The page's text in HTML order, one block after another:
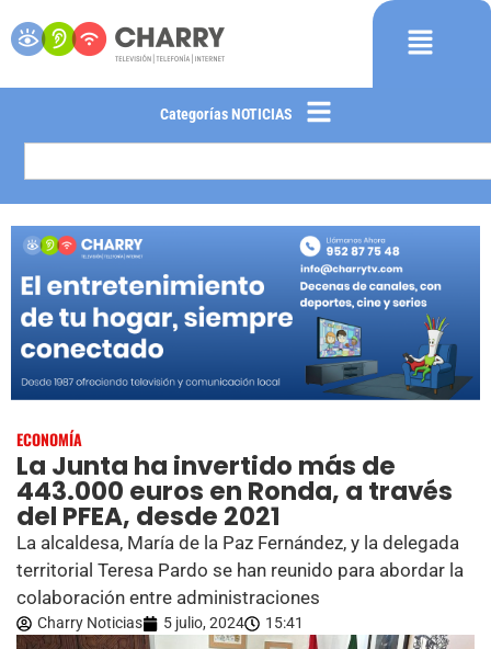
Categorías NOTICIAS
ECONOMÍA
La Junta ha invertido más de
443.000 euros en Ronda, a través
del PFEA, desde 2021
La alcaldesa, María de la Paz Fernández, y la delegada
territorial Teresa Pardo se han reunido para abordar la
colaboración entre administraciones
Charry Noticias 5 julio, 2024 15:41